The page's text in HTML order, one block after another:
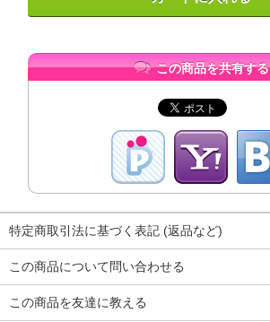
この商品を共有する
特定商取引法に基づく表記 (返品など)
この商品について問い合わせる
この商品を友達に教える